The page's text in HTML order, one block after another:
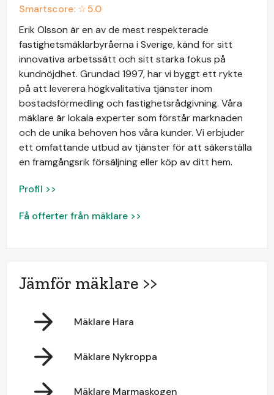
Smartscore: ☆5.0
Erik Olsson är en av de mest respekterade
fastighetsmäklarbyråerna i Sverige, känd för sitt
innovativa arbetssätt och sitt starka fokus på
kundnöjdhet. Grundad 1997, har vi byggt ett rykte
på att leverera högkvalitativa tjänster inom
bostadsförmedling och fastighetsrådgivning. Våra
mäklare är lokala experter som förstår marknaden
och de unika behoven hos våra kunder. Vi erbjuder
ett omfattande utbud av tjänster för att säkerställa
en framgångsrik försäljning eller köp av ditt hem.
Profil >>
Få offerter från mäklare >>
Jämför mäklare >>
Mäklare Hara
Mäklare Nykroppa
Mäklare Marmaskogen